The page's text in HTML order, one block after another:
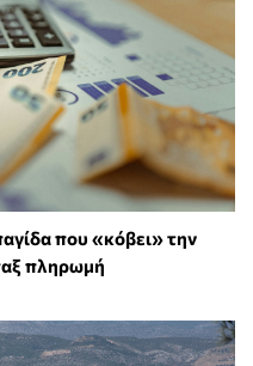
που «κόβει» την
πληρωμή